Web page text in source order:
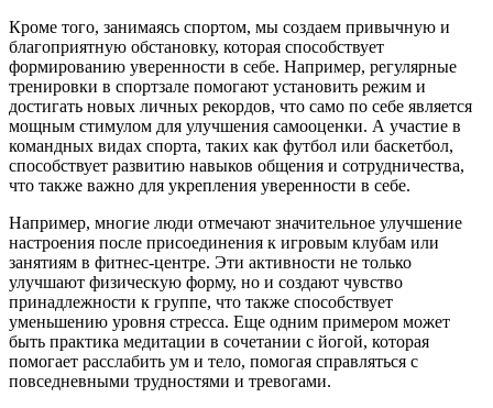
Кроме того, занимаясь спортом, мы создаем привычную и
благоприятную обстановку, которая способствует
формированию уверенности в себе. Например, регулярные
тренировки в спортзале помогают установить режим и
достигать новых личных рекордов, что само по себе является
мощным стимулом для улучшения самооценки. А участие в
командных видах спорта, таких как футбол или баскетбол,
способствует развитию навыков общения и сотрудничества,
что также важно для укрепления уверенности в себе.
Например, многие люди отмечают значительное улучшение
настроения после присоединения к игровым клубам или
занятиям в фитнес-центре. Эти активности не только
улучшают физическую форму, но и создают чувство
принадлежности к группе, что также способствует
уменьшению уровня стресса. Еще одним примером может
быть практика медитации в сочетании с йогой, которая
помогает расслабить ум и тело, помогая справляться с
повседневными трудностями и тревогами.